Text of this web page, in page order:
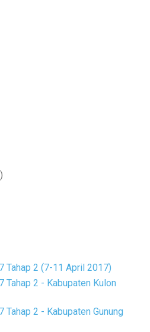
Tahap 2 (7-11 April 2017)
Tahap 2 - Kabupaten Kulon
Tahap 2 - Kabupaten Gunung